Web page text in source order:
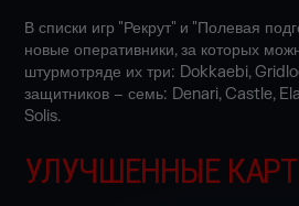
В списки игр "Рекрут" и "Полевая
новые оперативники, за которых
штурмотряде их три: Dokkaebi,
защитников – семь: Denari, Castle,
Solis.
УЛУЧШЕННЫЕ